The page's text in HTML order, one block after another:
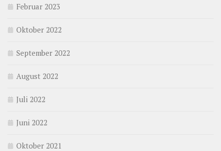
Februar 2023
Oktober 2022
September 2022
August 2022
Juli 2022
Juni 2022
Oktober 2021